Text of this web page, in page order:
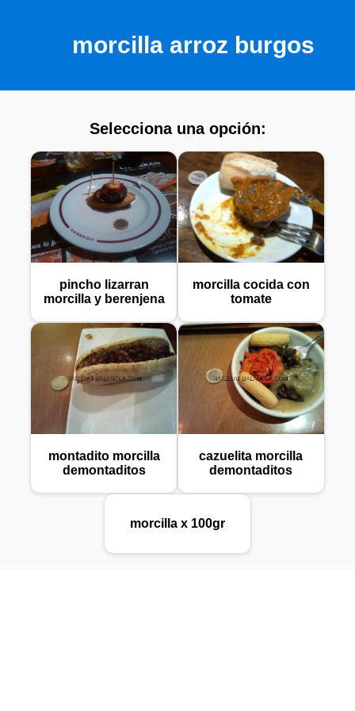
morcilla arroz burgos
Selecciona una opción:
pincho lizarran
morcilla y berenjena
morcilla cocida con
tomate
montadito morcilla
demontaditos
cazuelita morcilla
demontaditos
morcilla x 100gr